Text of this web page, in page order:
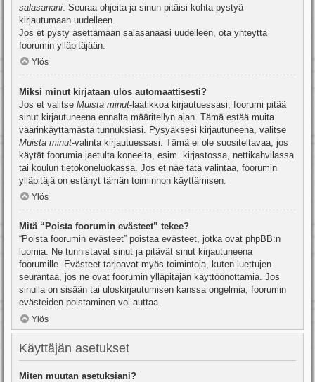
salasanani . Seuraa ohjeita ja sinun pitäisi kohta pystyä
kirjautumaan uudelleen.
Jos et pysty asettamaan salasanaasi uudelleen, ota yhteyttä
foorumin ylläpitäjään.
Ylös
Miksi minut kirjataan ulos automaattisesti?
Jos et valitse Muista minut-laatikkoa kirjautuessasi, foorumi pitää
sinut kirjautuneena ennalta määritellyn ajan. Tämä estää muita
väärinkäyttämästä tunnuksiasi. Pysyäksesi kirjautuneena, valitse
Muista minut-valinta kirjautuessasi. Tämä ei ole suositeltavaa, jos
käytät foorumia jaetulta koneelta, esim. kirjastossa, nettikahvilassa
tai koulun tietokoneluokassa. Jos et näe tätä valintaa, foorumin
ylläpitäjä on estänyt tämän toiminnon käyttämisen.
Ylös
Mitä “Poista foorumin evästeet” tekee?
“Poista foorumin evästeet” poistaa evästeet, jotka ovat phpBB:n
luomia. Ne tunnistavat sinut ja pitävät sinut kirjautuneena
foorumille. Evästeet tarjoavat myös toimintoja, kuten luettujen
seurantaa, jos ne ovat foorumin ylläpitäjän käyttöönottamia. Jos
sinulla on sisään tai uloskirjautumisen kanssa ongelmia, foorumin
evästeiden poistaminen voi auttaa.
Ylös
Käyttäjän asetukset
Miten muutan asetuksiani?